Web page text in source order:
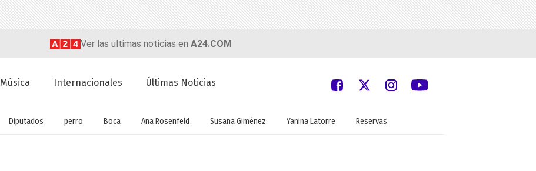
Ver las ultimas noticias en A24.COM
Música Internacionales Últimas Noticias
Diputados perro Boca Ana Rosenfeld Susana Giménez Yanina Latorre Reservas